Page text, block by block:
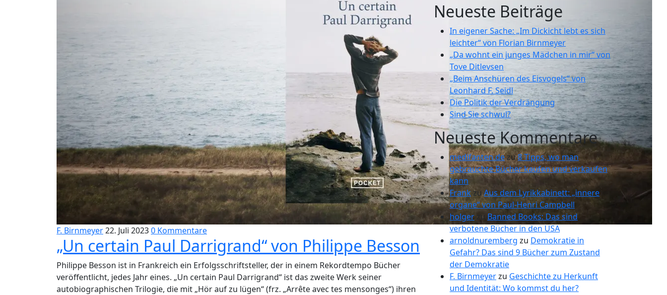
F. Birnmeyer22. Juli 20230 Kommentare
„Un certain Paul Darrigrand“ von Philippe Besson
Philippe Besson ist in Frankreich ein Erfolgsschriftsteller, der in einem Rekordtempo Bücher
veröffentlicht, jedes Jahr eines. „Un certain Paul Darrigrand“ ist das zweite Werk seiner
autobiographischen Trilogie, die mit „Hör auf zu lügen“ (frz. „Arrête avec tes mensonges“) ihren
Neueste Beiträge
In eigener Sache: „Im Dickicht lebt es sich
leichter“ von Florian Birnmeyer
„Da wohnt ein junges Mädchen in mir“ von
Tove Ditlevsen
„Beim Anschüren des Eisvogels“ von
Leonhard F. Seidl
Die Politik der Verdrängung
Sind Sie schwul?
Neueste Kommentare
medifanten.dezu8 Tipps, wo man
gebrauchte Bücher kaufen und verkaufen
kann
Frank zuAus dem Lyrikkabinett: „innere
organe“ von Paul-Henri Campbell
holger zu Banned Books: Das sind
verbotene Bücher in den USA
arnoldnuremberg zu Demokratie in
Gefahr? Das sind 9 Bücher zum Zustand
der Demokratie
F. Birnmeyerzu Geschichte zu Herkunft
und Identität: Wo kommst du her?